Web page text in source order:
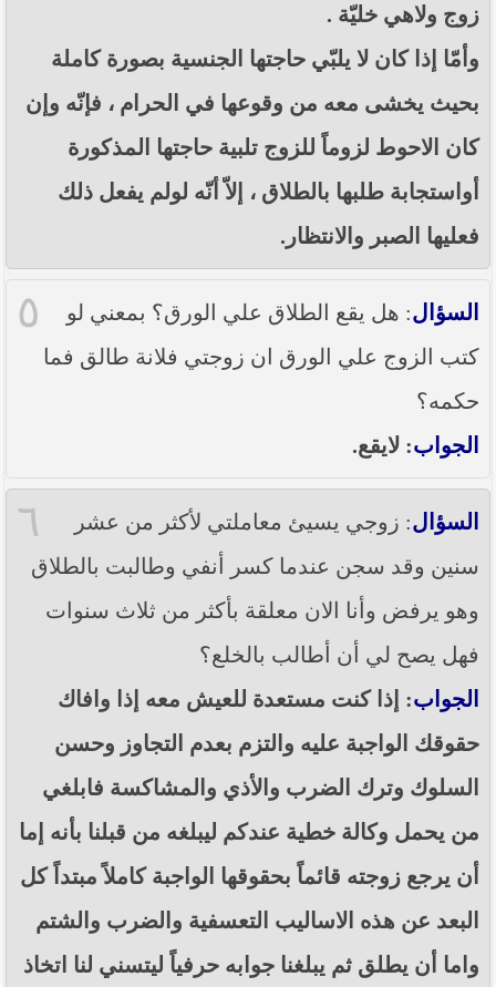
زوج ولاهي خليّة .
وأمّا إذا كان لا يلبّي حاجتها الجنسية بصورة كاملة
بحيث يخشى معه من وقوعها في الحرام ، فإنّه وإن
كان الاحوط لزوماً للزوج تلبية حاجتها المذكورة
أواستجابة طلبها بالطلاق ، إلاّ أنّه لولم يفعل ذلك
فعليها الصبر والانتظار.
٥ السؤال: هل يقع الطلاق علي الورق؟ بمعني لو
كتب الزوج علي الورق ان زوجتي فلانة طالق فما
حكمه؟
الجواب: لايقع.
٦ السؤال: زوجي يسيئ معاملتي لأكثر من عشر
سنين وقد سجن عندما كسر أنفي وطالبت بالطلاق
وهو يرفض وأنا الان معلقة بأكثر من ثلاث سنوات
فهل يصح لي أن أطالب بالخلع؟
الجواب: إذا كنت مستعدة للعيش معه إذا وافاك
حقوقك الواجبة عليه والتزم بعدم التجاوز وحسن
السلوك وترك الضرب والأذي والمشاكسة فابلغي
من يحمل وكالة خطية عندكم ليبلغه من قبلنا بأنه إما
أن يرجع زوجته قائماً بحقوقها الواجبة كاملاً مبتداً كل
البعد عن هذه الاساليب التعسفية والضرب والشتم
واما أن يطلق ثم يبلغنا جوابه حرفياً ليتسني لنا اتخاذ